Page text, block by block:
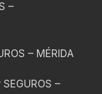
–
– MÉRIDA
SEGUROS –